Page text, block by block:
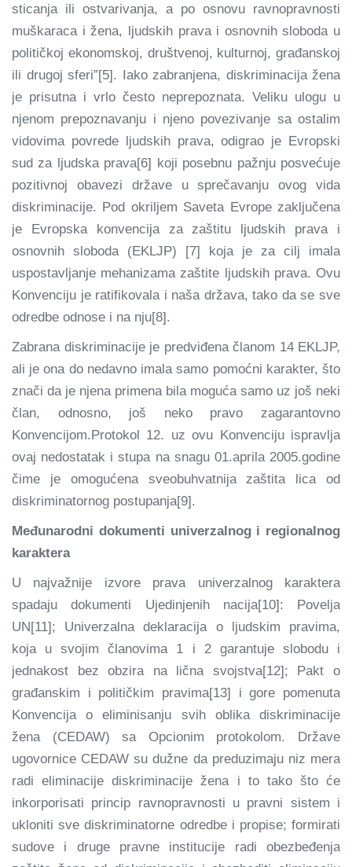
sticanja ili ostvarivanja, a po osnovu ravnopravnosti
muškaraca i žena, ljudskih prava i osnovnih sloboda u
političkoj ekonomskoj, društvenoj, kulturnoj, građanskoj
ili drugoj sferi”[5]. Iako zabranjena, diskriminacija žena
je prisutna i vrlo često neprepoznata. Veliku ulogu u
njenom prepoznavanju i njeno povezivanje sa ostalim
vidovima povrede ljudskih prava, odigrao je Evropski
sud za ljudska prava[6] koji posebnu pažnju posvećuje
pozitivnoj obavezi države u sprečavanju ovog vida
diskriminacije. Pod okriljem Saveta Evrope zaključena
je Evropska konvencija za zaštitu ljudskih prava i
osnovnih sloboda (EKLJP) [7] koja je za cilj imala
uspostavljanje mehanizama zaštite ljudskih prava. Ovu
Konvenciju je ratifikovala i naša država, tako da se sve
odredbe odnose i na nju[8].
Zabrana diskriminacije je predviđena članom 14 EKLJP,
ali je ona do nedavno imala samo pomoćni karakter, što
znači da je njena primena bila moguća samo uz još neki
član, odnosno, još neko pravo zagarantovno
Konvencijom.Protokol 12. uz ovu Konvenciju ispravlja
ovaj nedostatak i stupa na snagu 01.aprila 2005.godine
čime je omogućena sveobuhvatnija zaštita lica od
diskriminatornog postupanja[9].
Međunarodni dokumenti univerzalnog i regionalnog
karaktera
U najvažnije izvore prava univerzalnog karaktera
spadaju dokumenti Ujedinjenih nacija[10]: Povelja
UN[11]; Univerzalna deklaracija o ljudskim pravima,
koja u svojim članovima 1 i 2 garantuje slobodu i
jednakost bez obzira na lična svojstva[12]; Pakt o
građanskim i političkim pravima[13] i gore pomenuta
Konvencija o eliminisanju svih oblika diskriminacije
žena (CEDAW) sa Opcionim protokolom. Države
ugovornice CEDAW su dužne da preduzimaju niz mera
radi eliminacije diskriminacije žena i to tako što će
inkorporisati princip ravnopravnosti u pravni sistem i
ukloniti sve diskriminatorne odredbe i propise; formirati
sudove i druge pravne institucije radi obezbeđenja